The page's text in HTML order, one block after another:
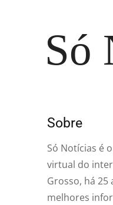
Só
Sobre
Só Notícias é
virtual do
Grosso, há 25
melhores